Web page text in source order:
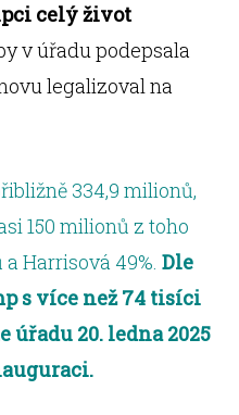
celý život
v úřadu podepsala
legalizoval na
334,9 milionů,
150 milionů z toho
Harrisová 49%. Dle
s více než 74 tisíci
20. ledna 2025